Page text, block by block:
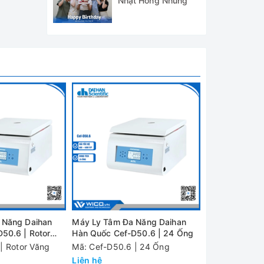
ly
vẫn
Daihan
| Rotor
Rotor Văng
Máy Ly Tâm Đa Năng Daihan
Hàn Quốc Cef-D50.6 | 24 Ống
Mã: Cef-D50.6 | 24 Ống
Liên hệ